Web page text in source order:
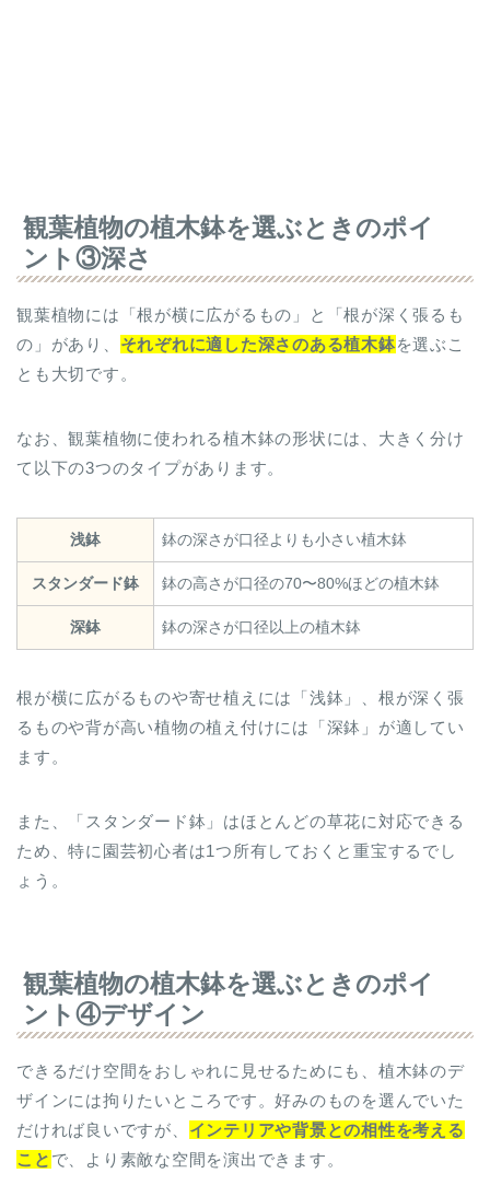
観葉植物の植木鉢を選ぶときのポイ
ント③深さ
観葉植物には「根が横に広がるもの」と「根が深く張るも
の」があり、 それぞれに適した深さのある植木鉢を選ぶこ
とも大切です。
なお、観葉植物に使われる植木鉢の形状には、大きく分け
て以下の3つのタイプがあります。
浅鉢 鉢の深さが口径よりも小さい植木鉢
スタンダード鉢 鉢の高さが口径の70〜80%ほどの植木鉢
深鉢 鉢の深さが口径以上の植木鉢
根が横に広がるものや寄せ植えには「浅鉢」、根が深く張
るものや背が高い植物の植え付けには「深鉢」が適してい
ます。
また、「スタンダード鉢」はほとんどの草花に対応できる
ため、特に園芸初心者は1つ所有しておくと重宝するでし
ょう。
観葉植物の植木鉢を選ぶときのポイ
ント④デザイン
できるだけ空間をおしゃれに見せるためにも、植木鉢のデ
ザインには拘りたいところです。好みのものを選んでいた
だければ良いですが、 インテリアや背景との相性を考える
こと で、より素敵な空間を演出できます。